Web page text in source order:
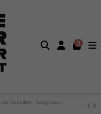
0
de Grésillon - Gagnebert -